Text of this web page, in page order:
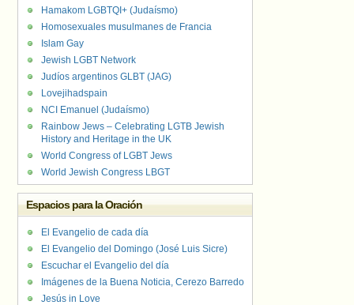
Hamakom LGBTQI+ (Judaísmo)
Homosexuales musulmanes de Francia
Islam Gay
Jewish LGBT Network
Judíos argentinos GLBT (JAG)
Lovejihadspain
NCI Emanuel (Judaísmo)
Rainbow Jews – Celebrating LGTB Jewish
History and Heritage in the UK
World Congress of LGBT Jews
World Jewish Congress LBGT
Espacios para la Oración
El Evangelio de cada día
El Evangelio del Domingo (José Luis Sicre)
Escuchar el Evangelio del día
Imágenes de la Buena Noticia, Cerezo Barredo
Jesús in Love